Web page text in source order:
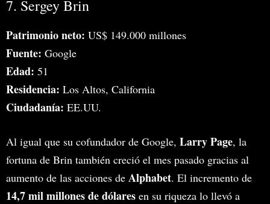
7. Sergey Brin
Patrimonio neto: US$ 149.000 millones
Fuente: Google
Edad: 51
Residencia: Los Altos, California
Ciudadanía: EE.UU.
Al igual que su cofundador de Google, Larry Page, la
fortuna de Brin también creció el mes pasado gracias al
aumento de las acciones de Alphabet. El incremento de
14,7 mil millones de dólares en su riqueza lo llevó a